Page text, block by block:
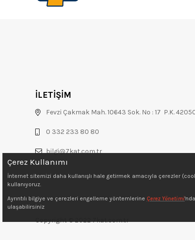
İLETİŞİM
Fevzi Çakmak Mah. 10643 Sok. No : 17 P.K.
0 332 233 80 80
bilgi@7kat.com.tr
Copyright © 2022 7kat.com.tr
Çerez Kullanımı
İnternet sitemizi daha kullanışlı hale getirmek amacıyla çerezler
kullanıyoruz.
Ayrıntılı bilgiye ve çerezleri engelleme yöntemlerine Çerez Yönetimi
ulaşabilirsiniz